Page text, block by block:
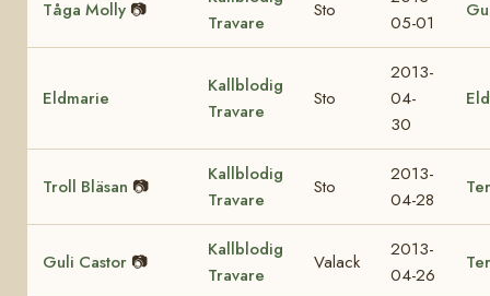
Tåga Molly 📷
Travare
Sto
05-01
Eldmarie
Kallblodig
Travare
Sto
2013-
04-
30
Troll Bläsan 📷
Kallblodig
Travare
Sto
2013-
04-28
Guli Castor 📷
Kallblodig
Travare
Valack
2013-
04-26